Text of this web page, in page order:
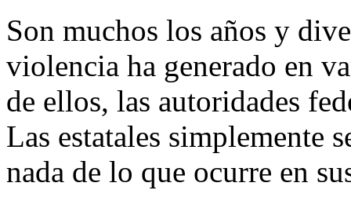
Son muchos los años y
violencia ha generado en
de ellos, las autoridades
Las estatales simplemente
nada de lo que ocurre en